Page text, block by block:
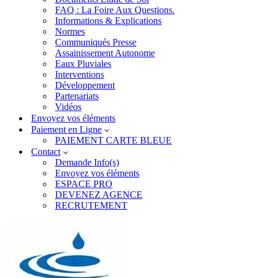
FAQ : La Foire Aux Questions.
Informations & Explications
Normes
Communiqués Presse
Assainissement Autonome
Eaux Pluviales
Interventions
Développement
Partenariats
Vidéos
Envoyez vos éléments
Paiement en Ligne
PAIEMENT CARTE BLEUE
Contact
Demande Info(s)
Envoyez vos éléments
ESPACE PRO
DEVENEZ AGENCE
RECRUTEMENT